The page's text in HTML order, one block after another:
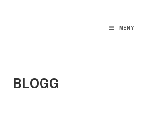
MENY
BLOGG